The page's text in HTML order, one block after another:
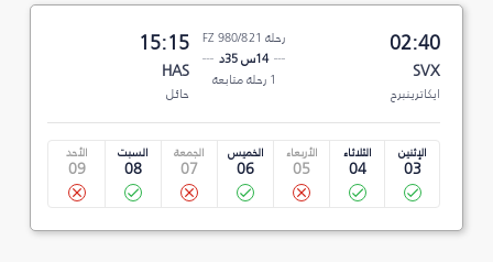
02:40
SVX
ايكاترينبرج
رحلة FZ 980/821
14س 35د
1 رحلة متابعة
15:15
HAS
حائل
الإثنين
03
الثلاثاء
04
الأربعاء
05
الخميس
06
الجمعة
07
السبت
08
الأحد
09